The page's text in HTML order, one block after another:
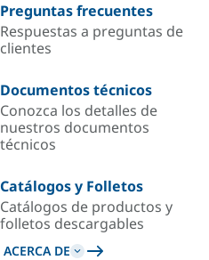
Preguntas frecuentes
Respuestas a preguntas de
clientes
Documentos técnicos
Conozca los detalles de
nuestros documentos
técnicos
Catálogos y Folletos
Catálogos de productos y
folletos descargables
ACERCA DE